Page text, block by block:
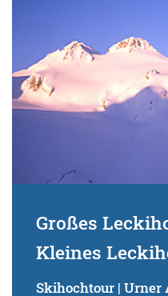
Großes
Kleines
Skihochtour | Urner